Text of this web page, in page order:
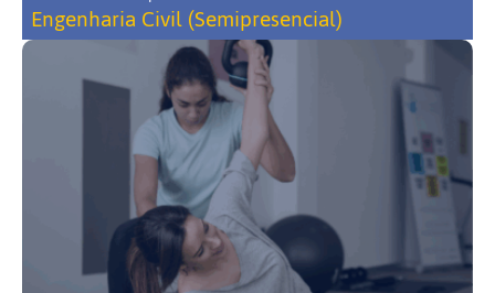
Engenharia Civil (Semipresencial)